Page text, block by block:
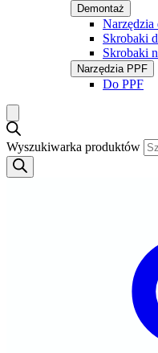
Demontaż
Narzędzia
Skrobaki
Skrobaki
Narzędzia PPF
Do PPF
Wyszukiwarka produktów